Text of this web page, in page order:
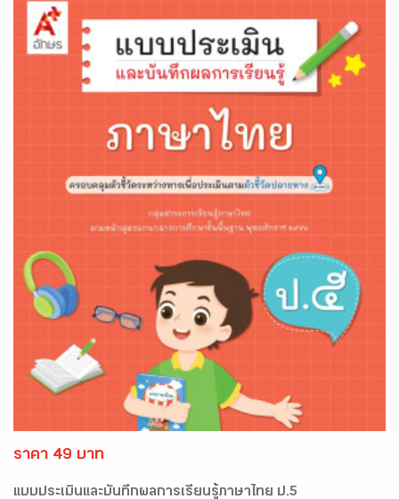
ราคา 49 บาท
แบบประเมินและบันทึกผลการเรียนรู้ภาษาไทย ป.5